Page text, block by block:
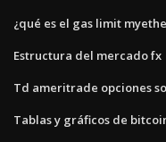
¿qué es el gas limit
Estructura del mercado fx
Td ameritrade opciones
Tablas y gráficos de